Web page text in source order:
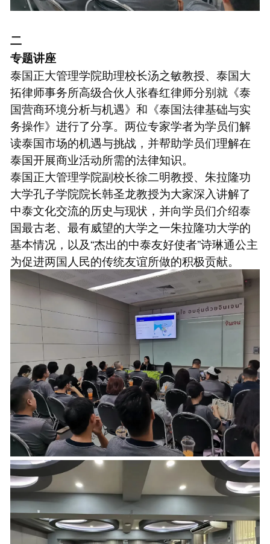
二
专题讲座
泰国正大管理学院助理校长汤之敏教授、泰国大
拓律师事务所高级合伙人张春红律师分别就《泰
国营商环境分析与机遇》和《泰国法律基础与实
务操作》进行了分享。两位专家学者为学员们解
读泰国市场的机遇与挑战，并帮助学员们理解在
泰国开展商业活动所需的法律知识。
泰国正大管理学院副校长徐二明教授、朱拉隆功
大学孔子学院院长韩圣龙教授为大家深入讲解了
中泰文化交流的历史与现状，并向学员们介绍泰
国最古老、最有威望的大学之一朱拉隆功大学的
基本情况，以及“杰出的中泰友好使者”诗琳通公主
为促进两国人民的传统友谊所做的积极贡献。